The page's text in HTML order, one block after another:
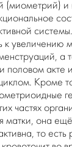
(миометрий) и
к увеличению
а
половом акте
Кроме
частях
матки, она
то есть